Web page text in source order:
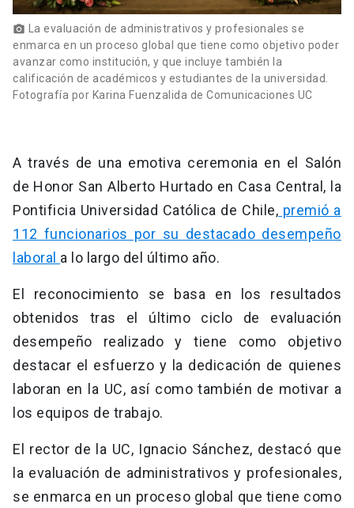
photo_camera La evaluación de administrativos y profesionales se
enmarca en un proceso global que tiene como objetivo poder
avanzar como institución, y que incluye también la
calificación de académicos y estudiantes de la universidad.
Fotografía por Karina Fuenzalida de Comunicaciones UC
A través de una emotiva ceremonia en el Salón
de Honor San Alberto Hurtado en Casa Central, la
Pontificia Universidad Católica de Chile, premió a
112 funcionarios por su destacado desempeño
laboral a lo largo del último año.
El reconocimiento se basa en los resultados
obtenidos tras el último ciclo de evaluación
desempeño realizado y tiene como objetivo
destacar el esfuerzo y la dedicación de quienes
laboran en la UC, así como también de motivar a
los equipos de trabajo.
El rector de la UC, Ignacio Sánchez, destacó que
la evaluación de administrativos y profesionales,
se enmarca en un proceso global que tiene como